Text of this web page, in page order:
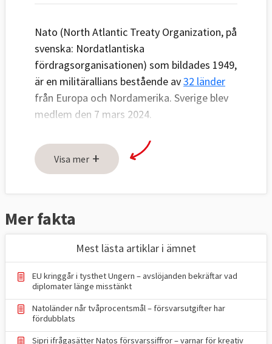
Nato (North Atlantic Treaty Organization, på
svenska: Nordatlantiska
fördragsorganisationen) som bildades 1949,
är en militärallians bestående av32 länder
från Europa och Nordamerika. Sverige blev
medlem den 7 mars 2024.
Natos syfte är att arbeta för och säkerställa
fred och säkerhet i medlemsländerna. Nato-
länderna försvarar varandra med politiska
på hela alliansen.
Natos högkvarter liggeri utkanten av
Bryssel och generalsekreterare sedan
oktober 2014 är den tidigare norske
statsministern Jens Stoltenberg.
Nato har ett nära samarbete med EU och 23
av EU:s 27 medlemsländer är medlemmar i
Visa mer +
Mer fakta
Mest lästa artiklar i ämnet
EU kringgår i tysthet Ungern – avslöjanden bekräftar vad
diplomater länge misstänkt
Natoländer når tvåprocentsmål – försvarsutgifter har
fördubblats
Sipri ifrågasätter Natos försvarssiffror – varnar för kreativ